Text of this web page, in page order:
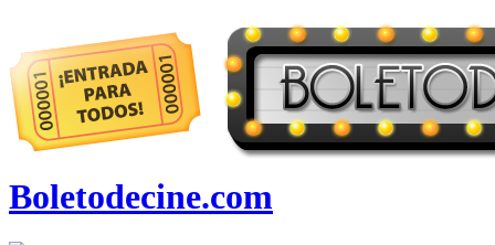
Boletodecine.com